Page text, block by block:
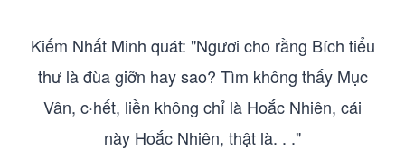
Kiếm Nhất Minh quát: "Ngươi cho rằng Bích tiểu
thư là đùa giỡn hay sao? Tìm không thấy Mục
Vân, c·hết, liền không chỉ là Hoắc Nhiên, cái
này Hoắc Nhiên, thật là. . ."